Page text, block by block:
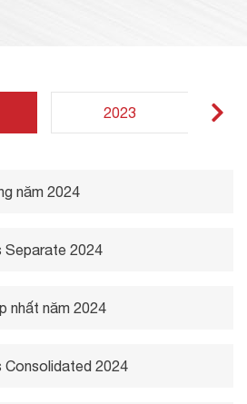
2023
năm 2024
Separate 2024
nhất năm 2024
Consolidated 2024